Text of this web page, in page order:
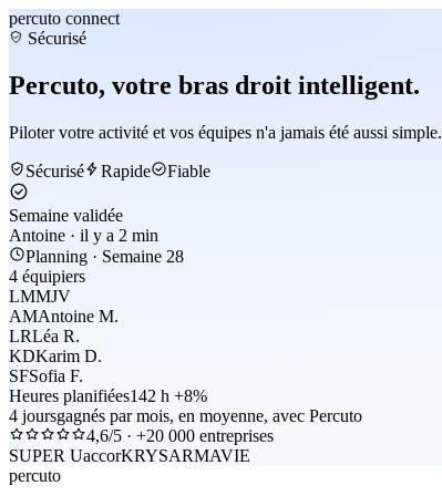
percuto connect
Sécurisé
Percuto, votre bras droit intelligent.
Piloter votre activité et vos équipes n'a jamais été aussi simple.
Sécurisé Rapide Fiable
Semaine validée
Antoine · il y a 2 min
Planning · Semaine 28
4 équipiers
LMMJV
AMAntoine M.
LRLéa R.
KDKarim D.
SFSofia F.
Heures planifiées142 h +8%
4 joursgagnés par mois, en moyenne, avec Percuto
4,6/5 · +20 000 entreprises
SUPER UaccorKRYSARMAVIE
percuto